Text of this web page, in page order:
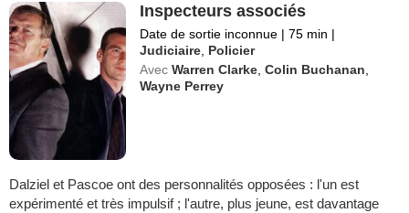
Inspecteurs associés
Date de sortie inconnue | 75 min |
Judiciaire Policier
Avec Warren Clarke ,Colin Buchanan
Wayne Perrey
Dalziel et Pascoe ont des personnalités opposées : l'un est
expérimenté et très impulsif ; l'autre, plus jeune, est davantage